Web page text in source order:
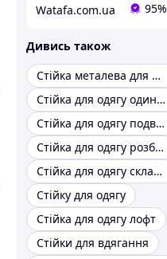
Watafa.com.ua 95%
Дивись також
Стійка металева для одягу
Стійка для одягу одинарна
Стійка для одягу подвійна
Стійка для одягу розбірна
Стійка для одягу складна
Стійку для одягу
Стійка для одягу лофт
Стійки для вдягання